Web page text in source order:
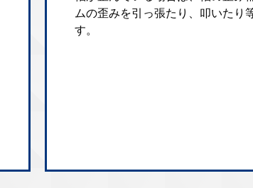
ムの歪みを引っ張たり、叩いたり
す。